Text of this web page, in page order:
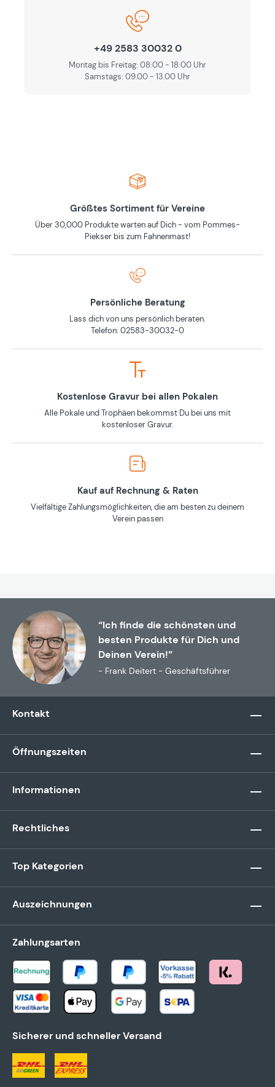
+49 2583 30032 0
Montag bis Freitag: 08:00 - 18:00 Uhr
Samstags: 09.00 - 13.00 Uhr
Größtes Sortiment für Vereine
Über 30,000 Produkte warten auf Dich - vom Pommes-
Piekser bis zum Fahnenmast!
Persönliche Beratung
Lass dich von uns persönlich beraten.
Telefon: 02583-30032-0
Kostenlose Gravur bei allen Pokalen
Alle Pokale und Trophäen bekommst Du bei uns mit
kostenloser Gravur.
Kauf auf Rechnung & Raten
Vielfältige Zahlungsmöglichkeiten, die am besten zu deinem
Verein passen
“Ich finde die schönsten und
besten Produkte für Dich und
Deinen Verein!”
- Frank Deitert - Geschäftsführer
Kontakt
Öffnungszeiten
Informationen
Rechtliches
Top Kategorien
Auszeichnungen
Zahlungsarten
Sicherer und schneller Versand